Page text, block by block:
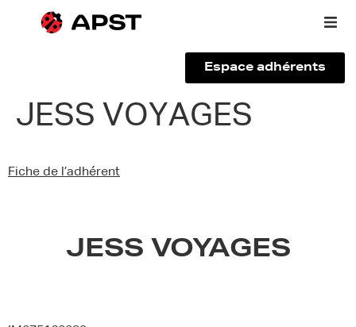
Qui sommes-nous ?
Espace adhérents
JESS VOYAGES
Fiche de l’adhérent
JESS VOYAGES